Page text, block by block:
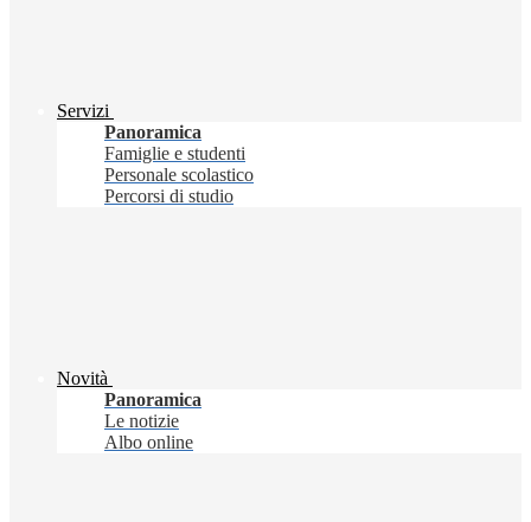
Servizi
Panoramica
Famiglie e studenti
Personale scolastico
Percorsi di studio
Novità
Panoramica
Le notizie
Albo online